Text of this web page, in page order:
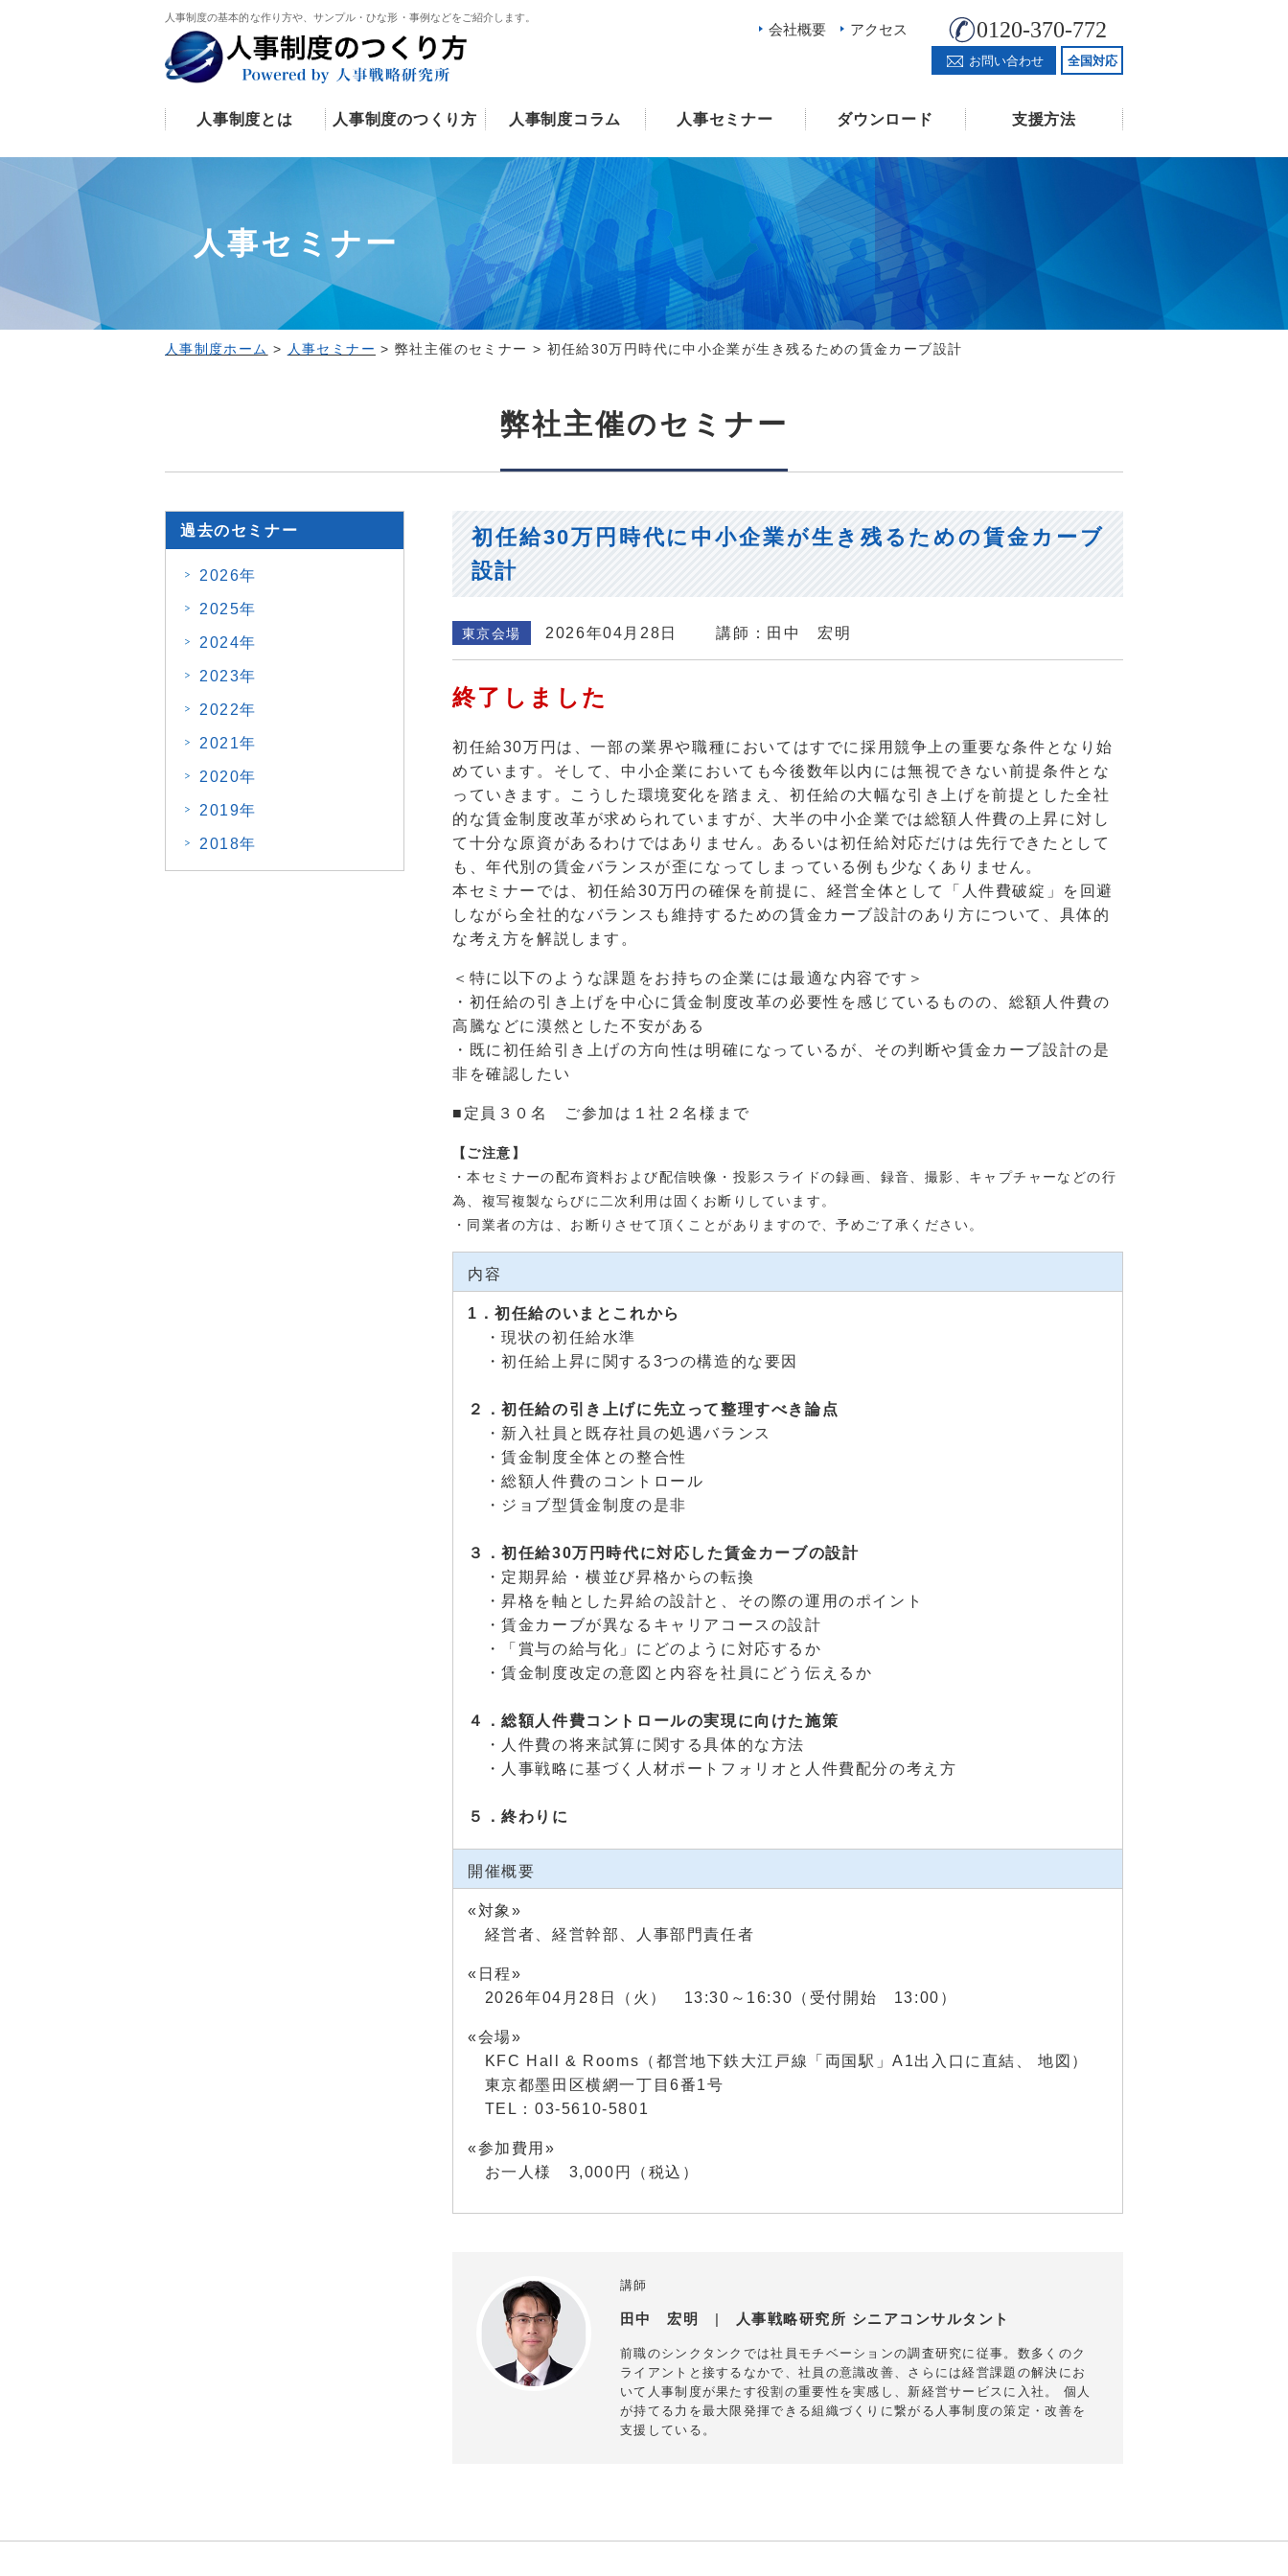
人事制度の基本的な作り方や、サンプル・ひな形・事例などをご紹介します。
会社概要 アクセス 0120-370-772
お問い合わせ 全国対応
人事制度とは 人事制度のつくり方 人事制度コラム 人事セミナー ダウンロード 支援方法
人事セミナー
人事制度ホーム > 人事セミナー >弊社主催のセミナー > 初任給30万円時代に中小企業が生き残るための賃金カーブ設計
弊社主催のセミナー
初任給30万円時代に中小企業が生き残るための賃金カーブ
設計
東京会場 2026年04月28日 講師：田中 宏明
終了しました
初任給30万円は、一部の業界や職種においてはすでに採用競争上の重要な条件となり始
めています。そして、中小企業においても今後数年以内には無視できない前提条件とな
っていきます。こうした環境変化を踏まえ、初任給の大幅な引き上げを前提とした全社
的な賃金制度改革が求められていますが、大半の中小企業では総額人件費の上昇に対し
て十分な原資があるわけではありません。あるいは初任給対応だけは先行できたとして
も、年代別の賃金バランスが歪になってしまっている例も少なくありません。
本セミナーでは、初任給30万円の確保を前提に、経営全体として「人件費破綻」を回避
しながら全社的なバランスも維持するための賃金カーブ設計のあり方について、具体的
な考え方を解説します。
＜特に以下のような課題をお持ちの企業には最適な内容です＞
・初任給の引き上げを中心に賃金制度改革の必要性を感じているものの、総額人件費の
高騰などに漠然とした不安がある
・既に初任給引き上げの方向性は明確になっているが、その判断や賃金カーブ設計の是
非を確認したい
■定員３０名 ご参加は１社２名様まで
【ご注意】
・本セミナーの配布資料および配信映像・投影スライドの録画、録音、撮影、キャプチャーなどの行
為、複写複製ならびに二次利用は固くお断りしています。
・同業者の方は、お断りさせて頂くことがありますので、予めご了承ください。
内容
1．初任給のいまとこれから
・現状の初任給水準
・初任給上昇に関する3つの構造的な要因
２．初任給の引き上げに先立って整理すべき論点
・新入社員と既存社員の処遇バランス
・賃金制度全体との整合性
・総額人件費のコントロール
・ジョブ型賃金制度の是非
３．初任給30万円時代に対応した賃金カーブの設計
・定期昇給・横並び昇格からの転換
・昇格を軸とした昇給の設計と、その際の運用のポイント
・賃金カーブが異なるキャリアコースの設計
・「賞与の給与化」にどのように対応するか
・賃金制度改定の意図と内容を社員にどう伝えるか
４．総額人件費コントロールの実現に向けた施策
・人件費の将来試算に関する具体的な方法
・人事戦略に基づく人材ポートフォリオと人件費配分の考え方
５．終わりに
開催概要
«対象»
経営者、経営幹部、人事部門責任者
«日程»
2026年04月28日（火） 13:30～16:30（受付開始 13:00）
«会場»
KFC Hall & Rooms（都営地下鉄大江戸線「両国駅」A1出入口に直結、地図 ）
東京都墨田区横網一丁目6番1号
TEL：03-5610-5801
«参加費用»
お一人様 3,000円（税込）
講師
田中 宏明 | 人事戦略研究所 シニアコンサルタント
前職のシンクタンクでは社員モチベーションの調査研究に従事。数多くのク
ライアントと接するなかで、社員の意識改善、さらには経営課題の解決にお
いて人事制度が果たす役割の重要性を実感し、新経営サービスに入社。 個人
が持てる力を最大限発揮できる組織づくりに繋がる人事制度の策定・改善を
支援している。
過去のセミナー
2026年
2025年
2024年
2023年
2022年
2021年
2020年
2019年
2018年